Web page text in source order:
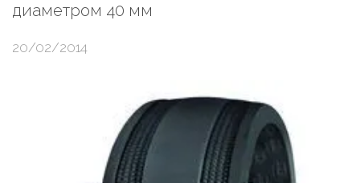
диаметром 40 мм
20/02/2014